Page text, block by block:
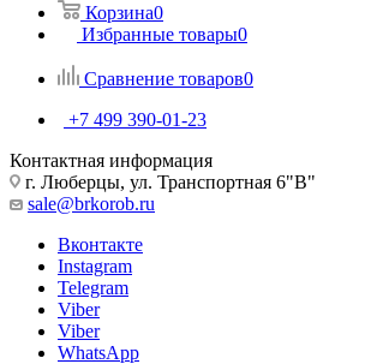
Корзина0
Избранные товары0
Сравнение товаров0
+7 499 390-01-23
Контактная информация
г. Люберцы, ул. Транспортная 6"В"
sale@brkorob.ru
Вконтакте
Instagram
Telegram
Viber
Viber
WhatsApp